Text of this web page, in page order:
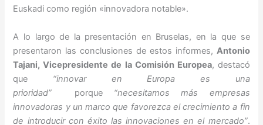
Euskadi como región «innovadora notable».
A lo largo de la presentación en Bruselas, en la que se
presentaron las conclusiones de estos informes, Antonio
Tajani, Vicepresidente de la Comisión Europea, destacó
que “innovar en Europa es una
prioridad”
porque “necesitamos más empresas
innovadoras y un marco que favorezca el crecimiento a fin
de introducir con éxito las innovaciones en el mercado”.